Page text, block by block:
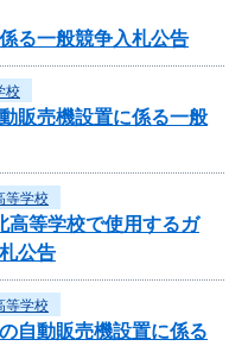
る一般競争入札公告
校
販売機設置に係る一般
等学校
等学校で使用するガ
公告
等学校
自動販売機設置に係る